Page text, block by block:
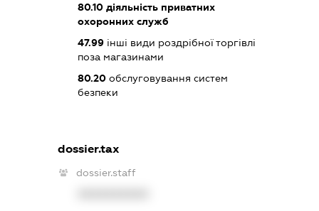
80.10діяльність приватних
охоронних служб
47.99інші види роздрібної торгівлі
поза магазинами
80.20обслуговування систем
безпеки
dossier.tax
dossier.staff